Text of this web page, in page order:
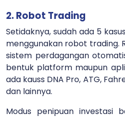
2. Robot Trading
Setidaknya, sudah ada 5
menggunakan robot trading.
sistem perdagangan
bentuk platform maupun
ada kauss DNA Pro, ATG,
dan lainnya.
Modus penipuan investasi